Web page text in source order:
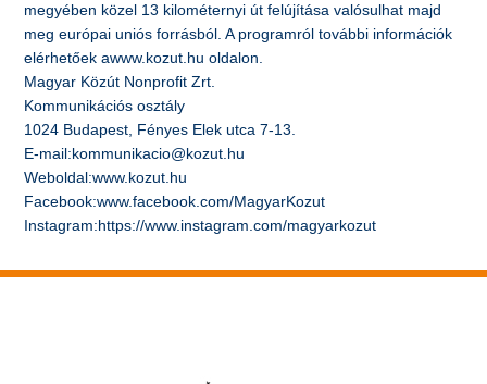
megyében közel 13 kilométernyi út felújítása valósulhat majd
meg európai uniós forrásból. A programról további információk
elérhetőek awww.kozut.hu oldalon.
Magyar Közút Nonprofit Zrt.
Kommunikációs osztály
1024 Budapest, Fényes Elek utca 7-13.
E-mail:kommunikacio@kozut.hu
Weboldal:www.kozut.hu
Facebook:www.facebook.com/MagyarKozut
Instagram:https://www.instagram.com/magyarkozut